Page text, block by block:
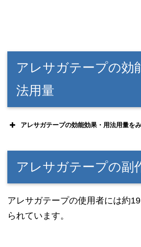
アレサガテープの効
法用量
アレサガテープの効能効果・用法用量を
アレサガテープの副
アレサガテープの使用者には約
られています。